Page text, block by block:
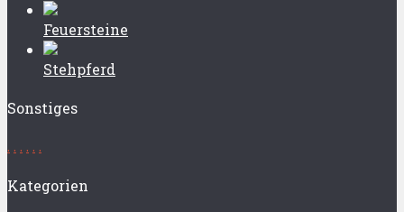
Feuersteine
Stehpferd
Sonstiges
. . . . . .
Kategorien